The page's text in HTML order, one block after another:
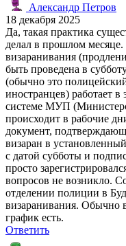
Александр Петров
18 декабря 2025
Да, такая практика
делал в прошлом
визаранивания
быть проведена в
(обычно это
иностранцев) работает в
системе МУП
происходит в рабочие
документ,
визаран в
с датой субботы и
просто
вопросов не возникло.
отделении полиции в
визаранивания. Обычно
график есть.
Ответить